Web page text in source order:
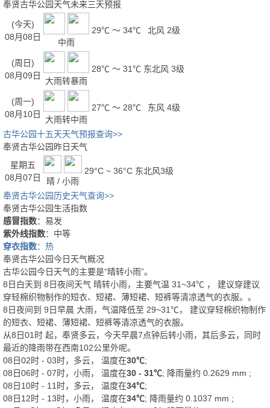
奉贤古华公园天气未来三天预报
(今天)
08月08日
中雨
29℃ ～ 34℃ 北风 2级
(周日)
08月09日
大雨转暴雨
28℃ ～ 31℃ 东北风 3级
(周一)
08月10日
大雨转中雨
27℃ ～ 28℃ 东风 4级
古华公园十五天天气预报查询>>
奉贤古华公园昨日天气
星期五
08月07日
晴 / 小雨
29°C ~ 36°C 东北风3级
奉贤古华公园历史天气查询>>
奉贤古华公园生活指数
感冒指数：易发
紫外线指数：中等
穿衣指数：热
奉贤古华公园今日天气概况
古华公园今日天气的主要是“晴转小雨”。
8日白天到 8日夜间天气 晴转小雨，主要气温 31~34℃ ， 建议穿建议
穿轻棉织物制作的短衣、短裙、薄短裙、短裤等清凉透气的衣服。 。
8日夜间到 9日早晨 大雨，气温降低至 29~31℃， 建议穿轻棉织物制作
的短衣、短裙、薄短裙、短裤等清凉透气的衣服。
从8日01时 起，奉贤多云，今天早晨7点钟后转小雨，其后多云，同时
最近的降雨带在西南102公里外呢。
08日02时 - 03时，多云， 温度在30℃;
08日06时 - 07时，小雨， 温度在30 - 31℃; 降雨量约 0.2629 mm ;
08日10时 - 11时，多云， 温度在34℃;
08日12时 - 13时，小雨， 温度在34℃; 降雨量约 0.1037 mm ;